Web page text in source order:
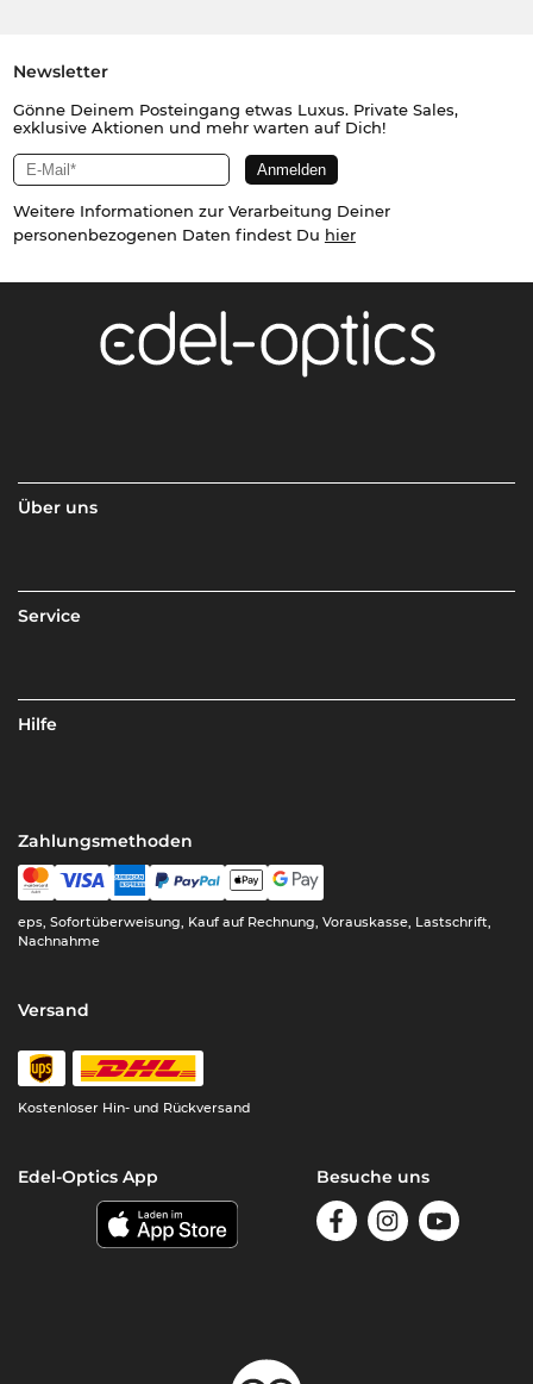
Newsletter
Gönne Deinem Posteingang etwas Luxus. Private Sales,
exklusive Aktionen und mehr warten auf Dich!
Weitere Informationen zur Verarbeitung Deiner
personenbezogenen Daten findest Du hier
Über uns
Service
Hilfe
Zahlungsmethoden
eps, Sofortüberweisung, Kauf auf Rechnung, Vorauskasse, Lastschrift,
Nachnahme
Versand
Kostenloser Hin- und Rückversand
Edel-Optics App Besuche uns